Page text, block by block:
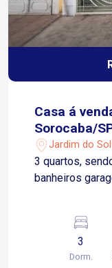
Casa á
Sorocaba/
Jardim do
3 quartos,
banheiros
3
Dorm.